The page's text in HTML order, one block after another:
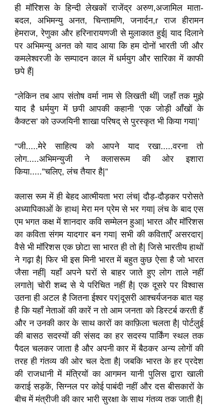
ही मॉरिशस के हिन्दी लेखकों राजेंद्र अरुण,अजामिल माता-
बदल, अभिमन्यु अनत, चिन्तामणि, जनार्दन,r राज हीरामन
हेमराज, रेणुका और हरिनारायणजी से मुलाकात हुई| याद दिलाने
पर अभिमन्यु अनत को याद आया कि हम दोनों भारती जी और
कमलेश्वरजी के सम्पादन काल में धर्मयुग और सारिका में काफी
छपे हैं|
“लेकिन तब आप संतोष वर्मा नाम से लिखती थीं| जहाँ तक मुझे
याद है धर्मयुग में छपी आपकी कहानी ‘एक जोड़ी आँखों के
कैक्टस’ को उज्जयिनी शाखा परिषद् से पुरस्कृत भी किया गया|’
“जी.....मेरे साहित्य को आपने याद रखा.....वरना तो
लोग.....अभिमन्युजी ने क्लासरूम की ओर इशारा
किया.....”चलिए, लंच तैयार है|”
क्लास रूम में ही बेहद आत्मीयता भरा लंच| दौड़-दौड़कर परोसते
अध्यापिकाओं के हाथ| मेरा मन प्रेम से भर गया| लंच के बाद एस
एम भगत कक्ष में शानदार कवि सम्मेलन हुआ| भारत और मॉरिशस
का कविता संगम यादगार बन गया| सभी की कविताएँ असरदार|
वैसे भी मॉरिशस एक छोटा सा भारत ही तो है| जिसे भारतीय हाथों
ने गढ़ा है| फिर भी इस मिनी भारत में बहुत कुछ ऐसा है जो भारत
जैसा नहीं| यहाँ अपने घरों से बाहर जाते हुए लोग ताले नहीं
लगाते| चोरी शब्द से ये परिचित नहीं है| एक दूसरे पर विश्वास
उतना ही अटल है जितना ईश्वर पर|दूसरी आश्चर्यजनक बात यह
है कि यहाँ नेताओं की कारें न तो आम जनता को डिस्टर्ब करती हैं
और न उनकी कार के साथ कारों का काफ़िला चलता है| पोर्टलुई
की बासठ सदस्यों की संसद का हर सदस्य पार्किंग स्थल तक
पैदल चलकर जाता है और अपनी कार में बैठकर अन्य लोगों की
तरह ही गंतव्य की ओर चल देता है| जबकि भारत के हर प्रदेश
की राजधानी में मंत्रियों का आगमन यानी पुलिस द्वारा खाली
कराई सड़कें, सिग्नल पर कोई पाबंदी नहीं और दस बीसकारों के
बीच में मंत्रीजी की कार भारी सुरक्षा के साथ गंतव्य तक जाती है|